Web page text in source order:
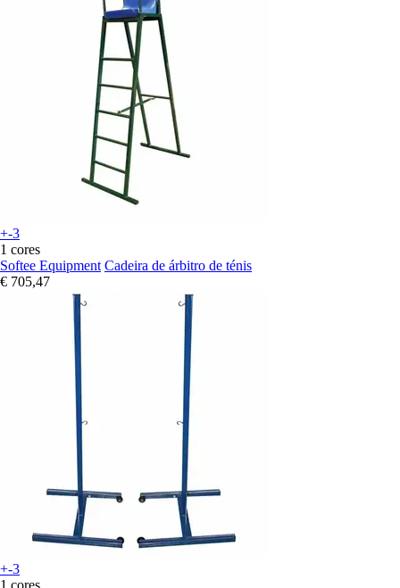
+-3
1 cores
Softee Equipment Cadeira de árbitro de ténis
€ 705,47
+-3
1 cores